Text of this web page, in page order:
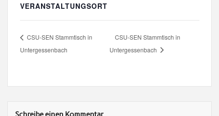
VERANSTALTUNGSORT
CSU-SEN Stammtisch in
Untergessenbach
CSU-SEN Stammtisch in
Untergessenbach